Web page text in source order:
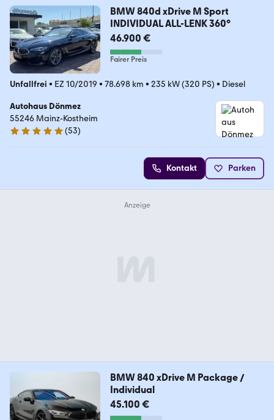
BMW 840d xDrive M Sport
INDIVIDUAL ALL-LENK 360°
46.900 €
Fairer Preis
Unfallfrei • EZ 10/2019 • 78.698 km • 235 kW (320 PS) • Diesel
Autohaus Dönmez
55246 Mainz-Kostheim
4.8 Sterne
(53)
Kontakt Parken
BMW 840 xDrive M Package /
Individual
45.100 €